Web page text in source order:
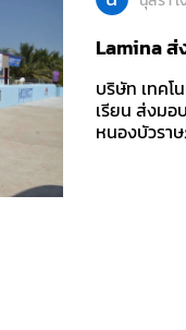
Lamina ส่
บริษัท เทคโ
เรียน ส่งมอ
หนองบัวรา